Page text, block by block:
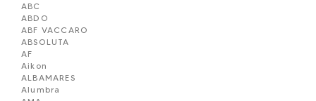
Brava Villi Soul Residence
Brooklyn 365 Residence em Itajaí
Camboriú Tower Residence em Itajaí
Casa à venda em Itajaí
CATANIA RESIDENCIAL
Cézzane Residence em Itajaí
Cielo Di Amalfi em Itajaí
Classic em Itajaí
ABC
ABDO
ABF VACCARO
ABSOLUTA
AF
Aikon
ALBAMARES
Alumbra